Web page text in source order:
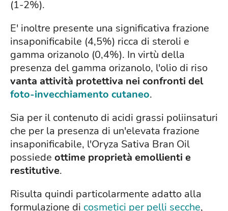
(1-2%).
E' inoltre presente una significativa frazione
insaponificabile (4,5%) ricca di steroli e
gamma orizanolo (0,4%). In virtù della
presenza del gamma orizanolo, l'olio di riso
vanta attività protettiva nei confronti del
foto-invecchiamento cutaneo.
Sia per il contenuto di acidi grassi poliinsaturi
che per la presenza di un'elevata frazione
insaponificabile, l'Oryza Sativa Bran Oil
possiede ottime proprietà emollienti e
restitutive.
Risulta quindi particolarmente adatto alla
formulazione di cosmetici per pelli secche,